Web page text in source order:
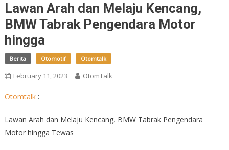
Lawan Arah dan Melaju Kencang,
BMW Tabrak Pengendara Motor
hingga
Berita Otomotif Otomtalk
February 11, 2023 OtomTalk
Otomtalk:
Lawan Arah dan Melaju Kencang, BMW Tabrak Pengendara
Motor hingga Tewas